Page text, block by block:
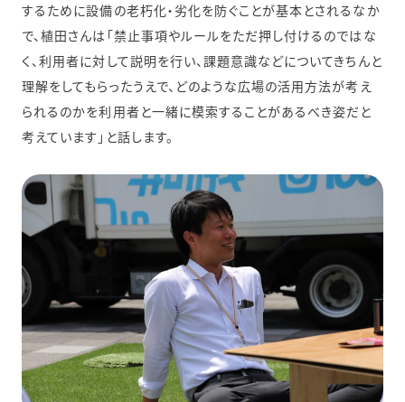
するために設備の老朽化・劣化を防ぐことが基本とされるなか
で、植田さんは「禁止事項やルールをただ押し付けるのではな
く、利用者に対して説明を行い、課題意識などについてきちんと
理解をしてもらったうえで、どのような広場の活用方法が考え
られるのかを利用者と一緒に模索することがあるべき姿だと
考えています」と話します。